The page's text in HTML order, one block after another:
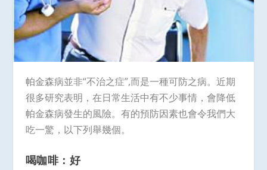
帕金森病並非“不治之症”,而是一種可防之病。近期
很多研究表明，在日常生活中有不少事情，會降低
帕金森病發生的風險。有的預防因素也會令我們大
吃一驚，以下列舉幾個。
喝咖啡：好